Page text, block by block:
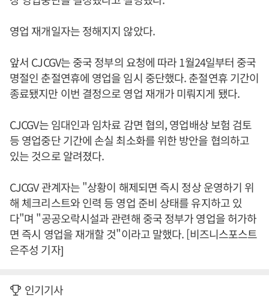
영업 재개일자는 정해지지 않았다.
앞서 CJCGV는 중국 정부의 요청에 따라 1월24일부터 중국
명절인 춘절연휴에 영업을 임시 중단했다. 춘절연휴 기간이
종료됐지만 이번 결정으로 영업 재개가 미뤄지게 됐다.
CJCGV는 임대인과 임차료 감면 협의, 영업배상 보험 검토
등 영업중단 기간에 손실 최소화를 위한 방안을 협의하고
있는 것으로 알려졌다.
CJCGV 관계자는 "상황이 해제되면 즉시 정상 운영하기 위
해 체크리스트와 인력 등 영업 준비 상태를 유지하고 있
다"며 "공공오락시설과 관련해 중국 정부가 영업을 허가하
면 즉시 영업을 재개할 것"이라고 말했다. [비즈니스포스트
은주성 기자]
인기기사